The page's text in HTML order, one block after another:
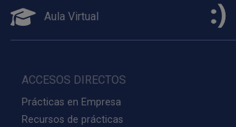
Aula Virtual
ACCESOS DIRECTOS
Prácticas en Empresa
Recursos de prácticas